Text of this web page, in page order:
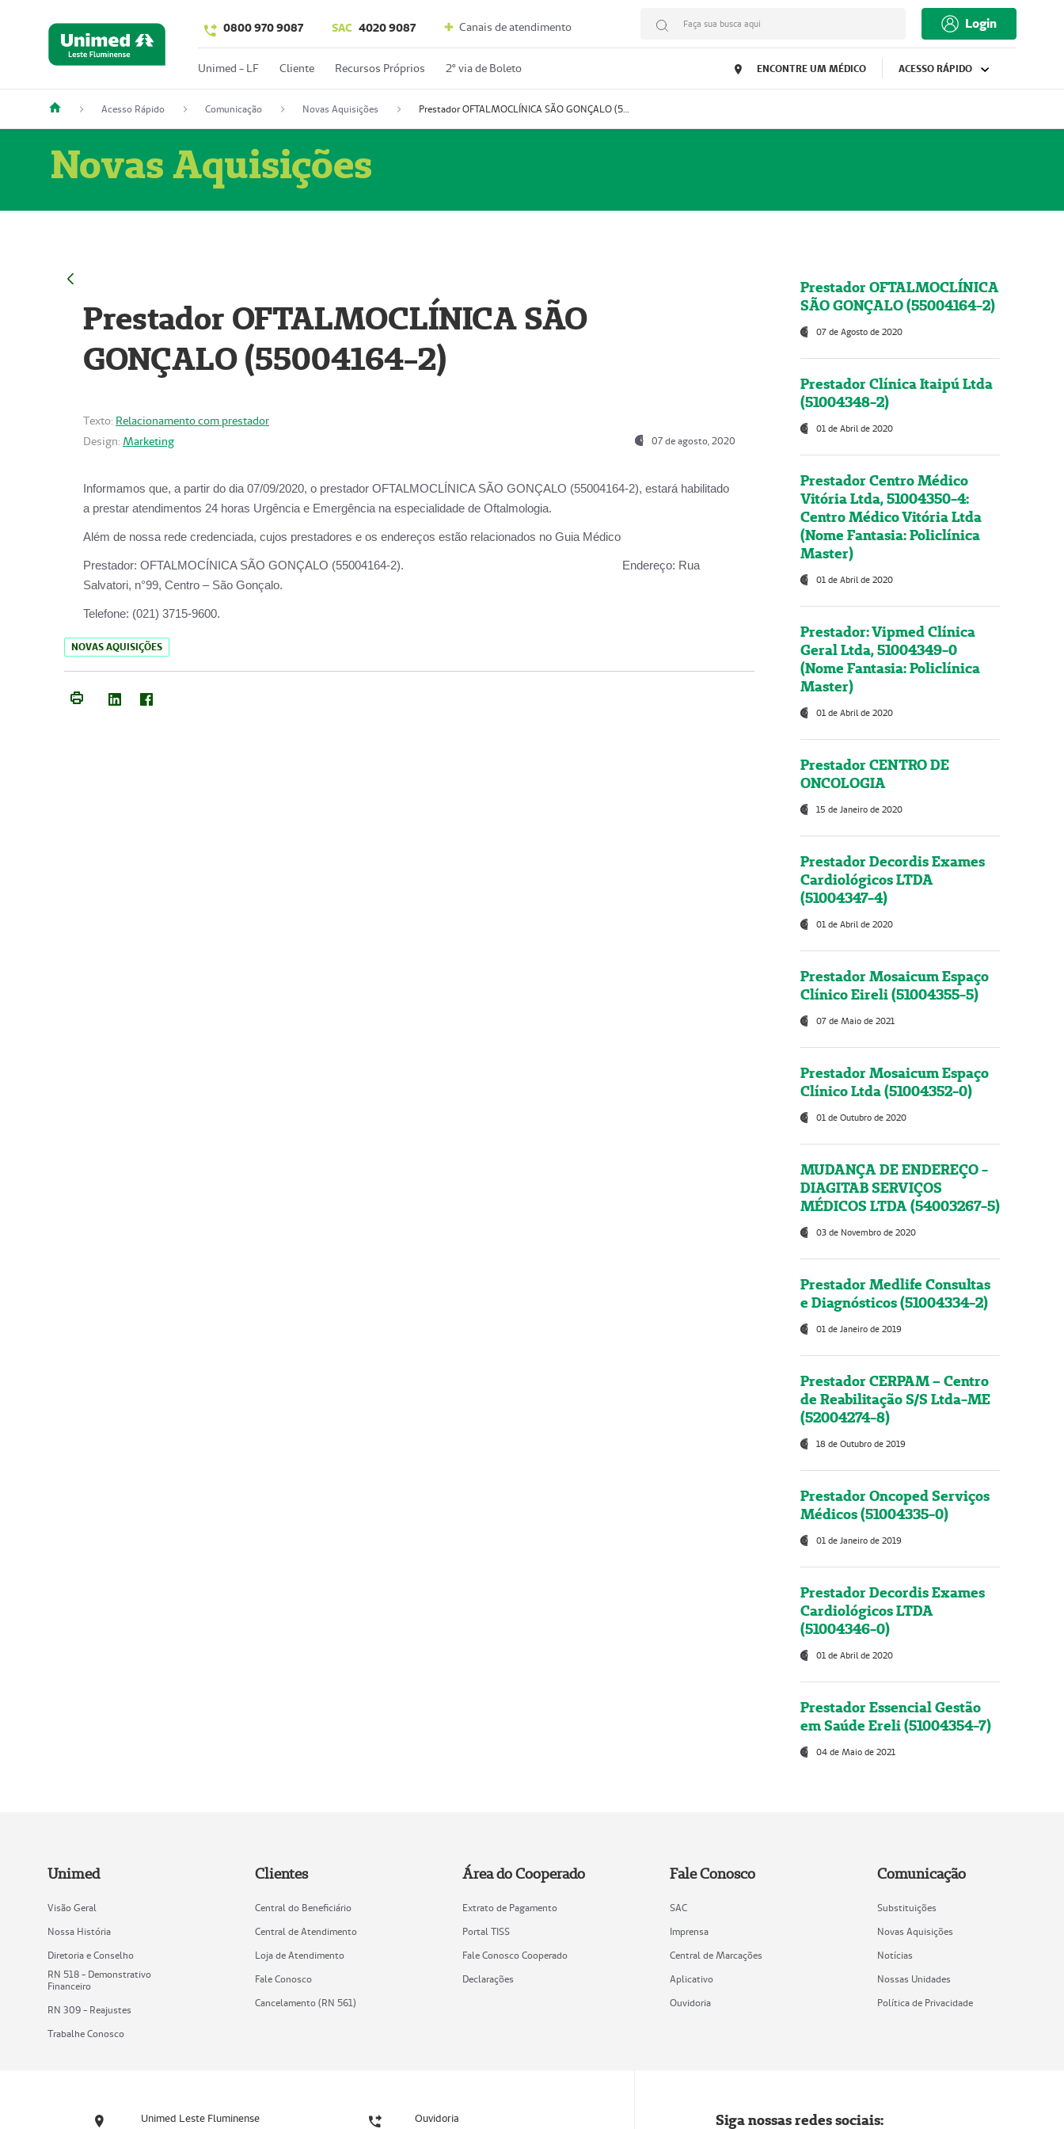
0800 970 9087 SAC 4020 9087 Canais de atendimento Faça sua busca aqui Login
Unimed - LF Cliente Recursos Próprios 2º via de Boleto ENCONTRE UM MÉDICO ACESSO RÁPIDO
Acesso Rápido Comunicação Novas Aquisições Prestador OFTALMOCLÍNICA SÃO GONÇALO (55004164-2)
Novas Aquisições
Prestador OFTALMOCLÍNICA SÃO
GONÇALO (55004164-2)
Texto: Relacionamento com prestador
Design: Marketing 07 de agosto, 2020
Informamos que, a partir do dia 07/09/2020, o prestador OFTALMOCLÍNICA SÃO GONÇALO (55004164-2), estará habilitado
a prestar atendimentos 24 horas Urgência e Emergência na especialidade de Oftalmologia.
Além de nossa rede credenciada, cujos prestadores e os endereços estão relacionados no Guia Médico
Prestador: OFTALMOCÍNICA SÃO GONÇALO (55004164-2). Endereço: Rua
Salvatori, n°99, Centro – São Gonçalo.
Telefone: (021) 3715-9600.
NOVAS AQUISIÇÕES
Prestador OFTALMOCLÍNICA
SÃO GONÇALO (55004164-2)
07 de Agosto de 2020
Prestador Clínica Itaipú Ltda
(51004348-2)
01 de Abril de 2020
Prestador Centro Médico
Vitória Ltda, 51004350-4:
Centro Médico Vitória Ltda
(Nome Fantasia: Policlínica
Master)
01 de Abril de 2020
Prestador: Vipmed Clínica
Geral Ltda, 51004349-0
(Nome Fantasia: Policlínica
Master)
01 de Abril de 2020
Prestador CENTRO DE
ONCOLOGIA
15 de Janeiro de 2020
Prestador Decordis Exames
Cardiológicos LTDA
(51004347-4)
01 de Abril de 2020
Prestador Mosaicum Espaço
Clínico Eireli (51004355-5)
07 de Maio de 2021
Prestador Mosaicum Espaço
Clínico Ltda (51004352-0)
01 de Outubro de 2020
MUDANÇA DE ENDEREÇO -
DIAGITAB SERVIÇOS
MÉDICOS LTDA (54003267-5)
03 de Novembro de 2020
Prestador Medlife Consultas
e Diagnósticos (51004334-2)
01 de Janeiro de 2019
Prestador CERPAM – Centro
de Reabilitação S/S Ltda-ME
(52004274-8)
18 de Outubro de 2019
Prestador Oncoped Serviços
Médicos (51004335-0)
01 de Janeiro de 2019
Prestador Decordis Exames
Cardiológicos LTDA
(51004346-0)
01 de Abril de 2020
Prestador Essencial Gestão
em Saúde Ereli (51004354-7)
04 de Maio de 2021
Unimed
Visão Geral
Nossa História
Diretoria e Conselho
RN 518 - Demonstrativo
Financeiro
RN 309 - Reajustes
Trabalhe Conosco
Clientes
Central do Beneficiário
Central de Atendimento
Loja de Atendimento
Fale Conosco
Cancelamento (RN 561)
Área do Cooperado
Extrato de Pagamento
Portal TISS
Fale Conosco Cooperado
Declarações
Fale Conosco
SAC
Imprensa
Central de Marcações
Aplicativo
Ouvidoria
Comunicação
Substituições
Novas Aquisições
Notícias
Nossas Unidades
Política de Privacidade
Unimed Leste Fluminense Ouvidoria Siga nossas redes sociais: